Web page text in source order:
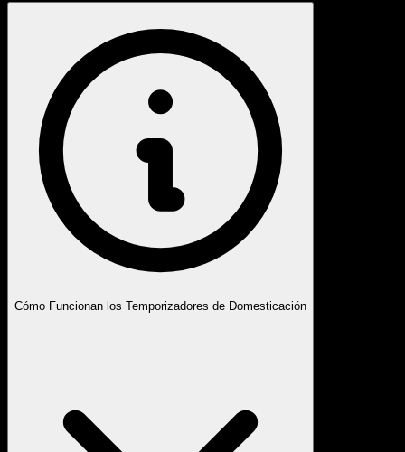
Cómo Funcionan los Temporizadores de Domesticación